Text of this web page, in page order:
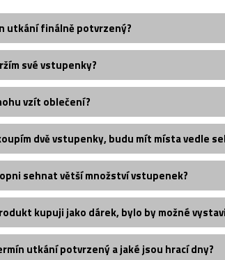
utkání finálně potvrzený?
své vstupenky?
vzít oblečení?
dvě vstupenky, budu mít místa vedle
sehnat větší množství vstupenek?
kupuji jako dárek, bylo by možné
utkání potvrzený a jaké jsou hrací dny?